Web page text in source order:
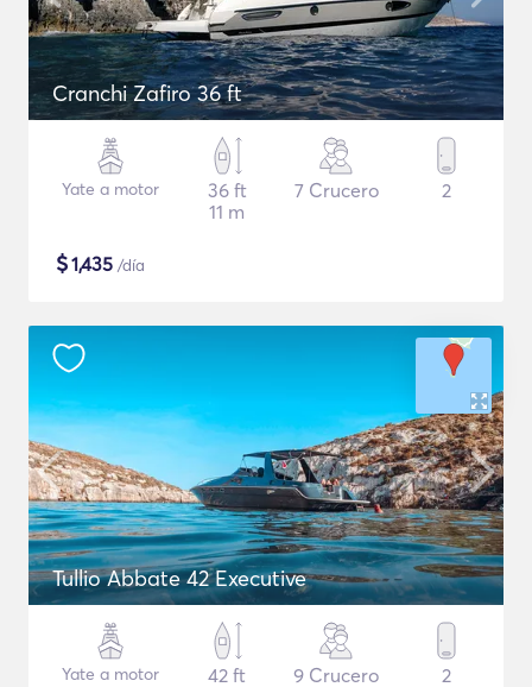
Cranchi Zafiro 36 ft
Yate a motor
36 ft
11 m
7 Crucero 2
$1,435 /día
Tullio Abbate 42 Executive
Yate a motor
42 ft
9 Crucero 2